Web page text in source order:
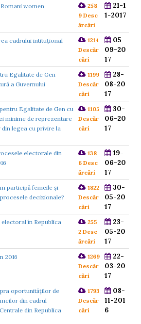
women
258
9 Desc
ărcări
21-1
1-2017
cadrului intituțional
1214
Descăr
cări
05-
09-20
17
Egalitate de Gen
a Guvernului
1199
Descăr
cări
28-
08-20
17
Egalitate de Gen cu
minime de reprezentare
legea cu privire la
1105
Descăr
cări
30-
06-20
17
electorale din
138
6 Desc
ărcări
19-
06-20
17
participă femeile și
decizionale?
1822
Descăr
cări
30-
05-20
17
în Republica
255
2 Desc
ărcări
23-
05-20
17
2016
1269
Descăr
cări
22-
03-20
17
oportunităților de
din cadrul
din Republica
1793
Descăr
cări
08-
11-201
6